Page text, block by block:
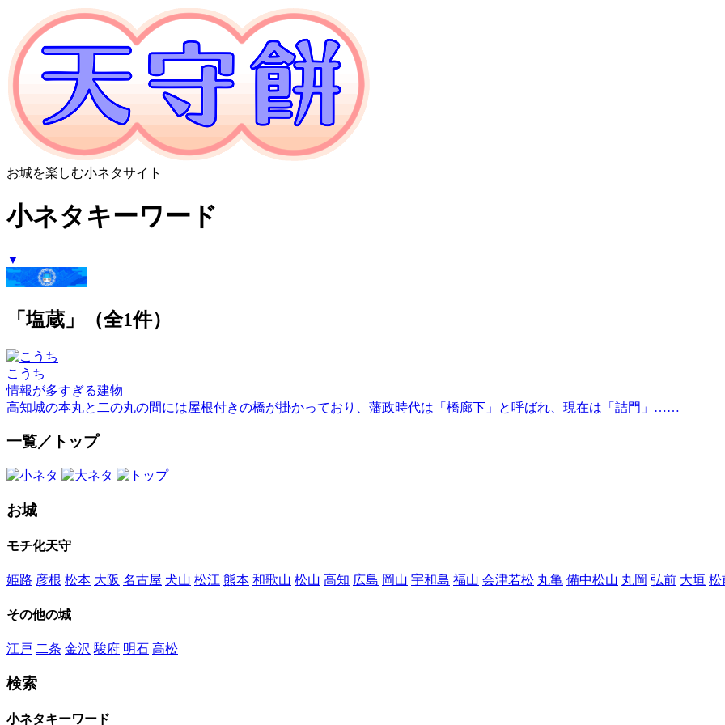
お城を楽しむ小ネタサイト
小ネタキーワード
▼
「塩蔵」（全1件）
こうち
情報が多すぎる建物
高知城の本丸と二の丸の間には屋根付きの橋が掛かっており、藩政時代は「橋廊下」と呼ばれ、現在は「詰門」……
一覧／トップ
お城
モチ化天守
姫路 彦根 松本 大阪 名古屋 犬山 松江 熊本 和歌山 松山 高知 広島 岡山 宇和島 福山 会津若松 丸亀 備中松山 丸岡 弘前 大垣 松
その他の城
江戸 二条 金沢 駿府 明石 高松
検索
小ネタキーワード